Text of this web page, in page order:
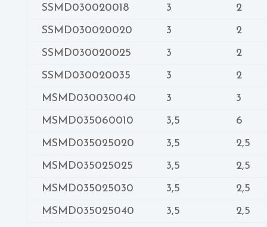
SSMD030020018
3
2
SSMD030020020
3
2
SSMD030020025
3
2
SSMD030020035
3
2
MSMD030030040
3
3
MSMD035060010
3,5
6
MSMD035025020
3,5
2,5
MSMD035025025
3,5
2,5
MSMD035025030
3,5
2,5
MSMD035025040
3,5
2,5